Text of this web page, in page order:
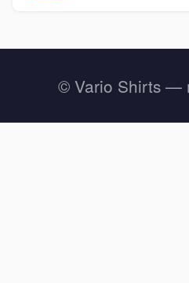
© Vario Shirts —